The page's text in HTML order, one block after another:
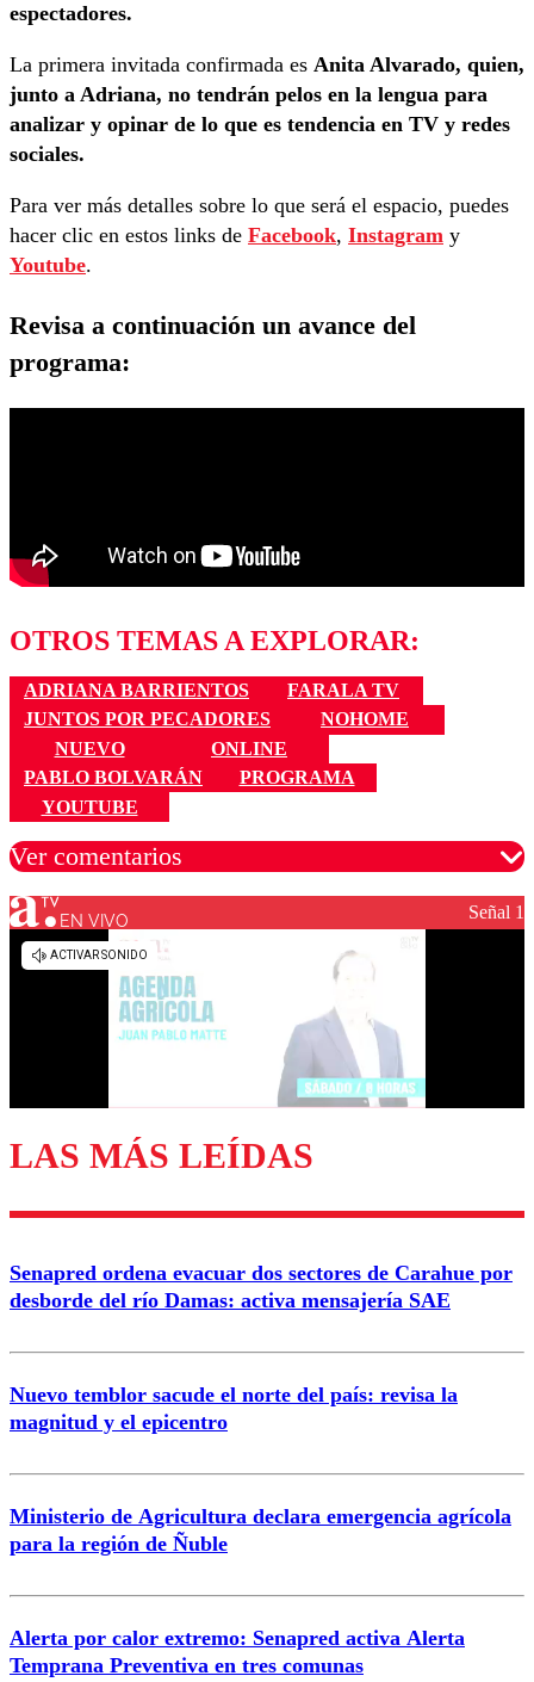
espectadores.
La primera invitada confirmada es Anita Alvarado, quien,
junto a Adriana, no tendrán pelos en la lengua para
analizar y opinar de lo que es tendencia en TV y redes
sociales.
Para ver más detalles sobre lo que será el espacio, puedes
hacer clic en estos links de Facebook, Instagram y
Youtube.
Revisa a continuación un avance del
programa:
OTROS TEMAS A EXPLORAR:
ADRIANA BARRIENTOS
FARALA TV
JUNTOS POR PECADORES
NOHOME
NUEVO
ONLINE
PABLO BOLVARÁN
PROGRAMA
YOUTUBE
Ver comentarios
Los comentarios son moderados para garantizar un
diálogo respetuoso.
Enviar comentario
EN VIVO Señal 1
LAS MÁS LEÍDAS
Senapred ordena evacuar dos sectores de Carahue por
desborde del río Damas: activa mensajería SAE
Nuevo temblor sacude el norte del país: revisa la
magnitud y el epicentro
Ministerio de Agricultura declara emergencia agrícola
para la región de Ñuble
Alerta por calor extremo: Senapred activa Alerta
Temprana Preventiva en tres comunas